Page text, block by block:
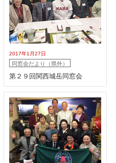
2017年1月27日
同窓会だより（県外）
第２９回関西城岳同窓会